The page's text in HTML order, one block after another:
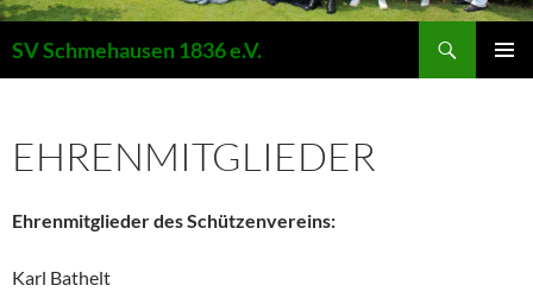
SV Schmehausen 1836 e.V.
EHRENMITGLIEDER
Ehrenmitglieder des Schützenvereins:
Karl Bathelt